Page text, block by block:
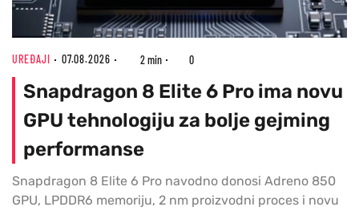
UREĐAJI 07.08.2026 2 min 0
Snapdragon 8 Elite 6 Pro ima novu
GPU tehnologiju za bolje gejming
performanse
Snapdragon 8 Elite 6 Pro navodno donosi Adreno 850
GPU, LPDDR6 memoriju, 2 nm proizvodni proces i novu